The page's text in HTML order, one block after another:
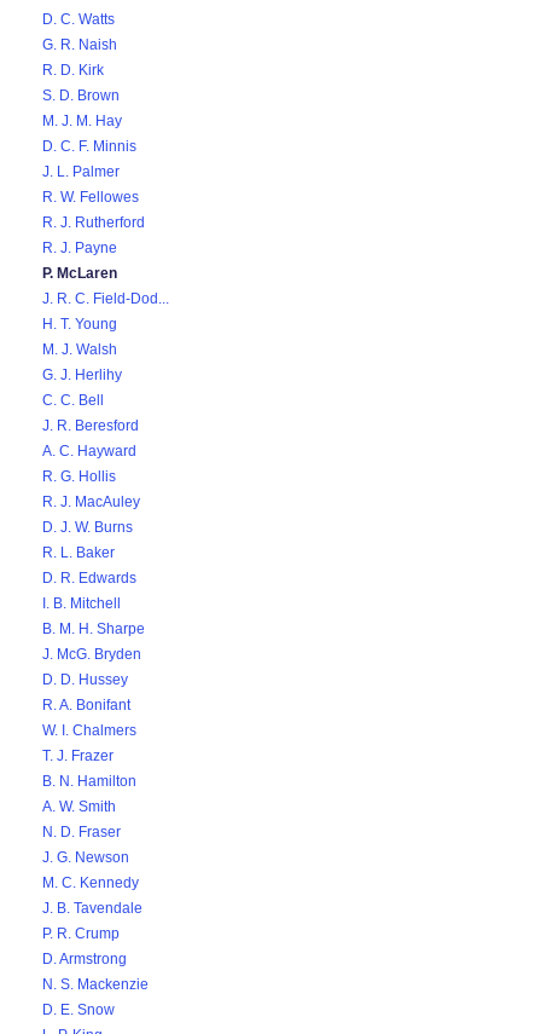
D. C. Watts
G. R. Naish
R. D. Kirk
S. D. Brown
M. J. M. Hay
D. C. F. Minnis
J. L. Palmer
R. W. Fellowes
R. J. Rutherford
R. J. Payne
P. McLaren
J. R. C. Field-Dod...
H. T. Young
M. J. Walsh
G. J. Herlihy
C. C. Bell
J. R. Beresford
A. C. Hayward
R. G. Hollis
R. J. MacAuley
D. J. W. Burns
R. L. Baker
D. R. Edwards
I. B. Mitchell
B. M. H. Sharpe
J. McG. Bryden
D. D. Hussey
R. A. Bonifant
W. I. Chalmers
T. J. Frazer
B. N. Hamilton
A. W. Smith
N. D. Fraser
J. G. Newson
M. C. Kennedy
J. B. Tavendale
P. R. Crump
D. Armstrong
N. S. Mackenzie
D. E. Snow